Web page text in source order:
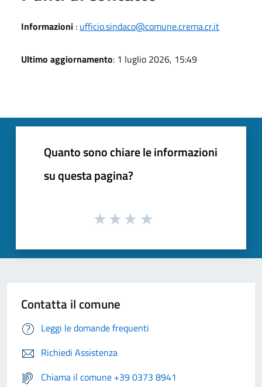
Informazioni : ufficio.sindaco@comune.crema.cr.it
Ultimo aggiornamento: 1 luglio 2026, 15:49
Quanto sono chiare le informazioni
su questa pagina?
Contatta il comune
Leggi le domande frequenti
Richiedi Assistenza
Chiama il comune +39 0373 8941